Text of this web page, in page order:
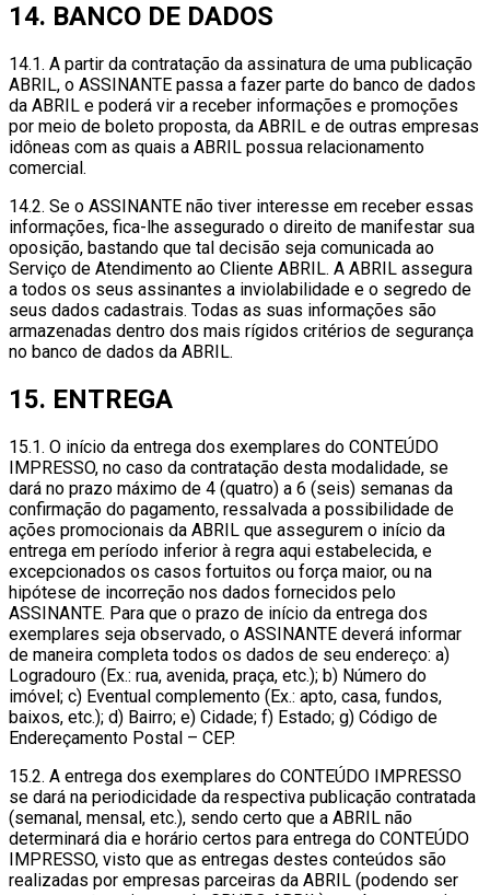
14. BANCO DE DADOS
14.1. A partir da contratação da assinatura de uma publicação
ABRIL, o ASSINANTE passa a fazer parte do banco de dados
da ABRIL e poderá vir a receber informações e promoções
por meio de boleto proposta, da ABRIL e de outras empresas
idôneas com as quais a ABRIL possua relacionamento
comercial.
14.2. Se o ASSINANTE não tiver interesse em receber essas
informações, fica-lhe assegurado o direito de manifestar sua
oposição, bastando que tal decisão seja comunicada ao
Serviço de Atendimento ao Cliente ABRIL. A ABRIL assegura
a todos os seus assinantes a inviolabilidade e o segredo de
seus dados cadastrais. Todas as suas informações são
armazenadas dentro dos mais rígidos critérios de segurança
no banco de dados da ABRIL.
15. ENTREGA
15.1. O início da entrega dos exemplares do CONTEÚDO
IMPRESSO, no caso da contratação desta modalidade, se
dará no prazo máximo de 4 (quatro) a 6 (seis) semanas da
confirmação do pagamento, ressalvada a possibilidade de
ações promocionais da ABRIL que assegurem o início da
entrega em período inferior à regra aqui estabelecida, e
excepcionados os casos fortuitos ou força maior, ou na
hipótese de incorreção nos dados fornecidos pelo
ASSINANTE. Para que o prazo de início da entrega dos
exemplares seja observado, o ASSINANTE deverá informar
de maneira completa todos os dados de seu endereço: a)
Logradouro (Ex.: rua, avenida, praça, etc.); b) Número do
imóvel; c) Eventual complemento (Ex.: apto, casa, fundos,
baixos, etc.); d) Bairro; e) Cidade; f) Estado; g) Código de
Endereçamento Postal – CEP.
15.2. A entrega dos exemplares do CONTEÚDO IMPRESSO
se dará na periodicidade da respectiva publicação contratada
(semanal, mensal, etc.), sendo certo que a ABRIL não
determinará dia e horário certos para entrega do CONTEÚDO
IMPRESSO, visto que as entregas destes conteúdos são
realizadas por empresas parceiras da ABRIL (podendo ser